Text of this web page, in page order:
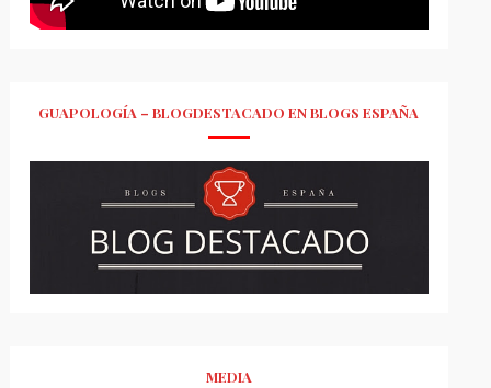
GUAPOLOGÍA – BLOGDESTACADO EN BLOGS ESPAÑA
MEDIA